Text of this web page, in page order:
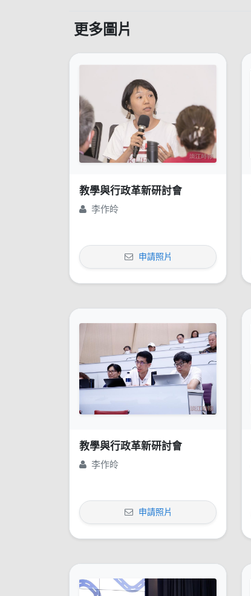
更多圖片
教學與行政革新研討會
李作皊
申請照片
教學與行政革新研討會
李作皊
申請照片